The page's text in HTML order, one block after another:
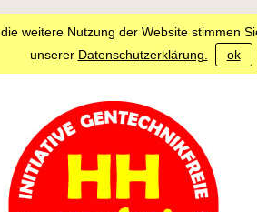
weitere Nutzung der Website stimmen
unserer Datenschutzerklärung. ok